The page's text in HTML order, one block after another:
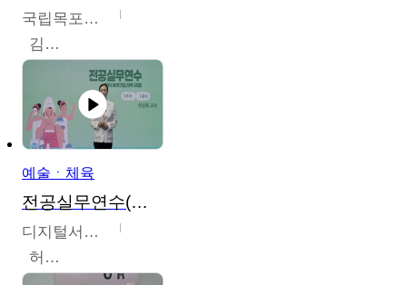
국립목포대학교
김신영
예술ㆍ체육
전공실무연수(헤어,메이크업,피부,네일)
디지털서울문화예술대학교
허정록